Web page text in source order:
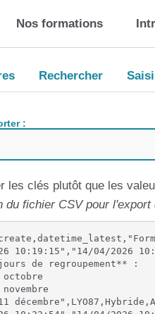
Nos formations
Rechercher
:
les clés plutôt que les
du fichier CSV pour
10:19:15","14/04/2026
de regroupement** :